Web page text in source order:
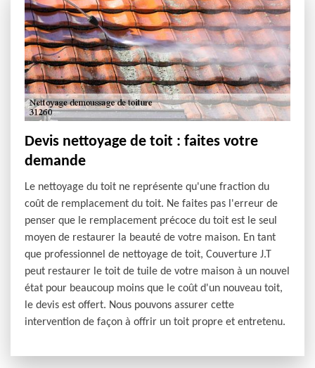
Devis nettoyage de toit : faites votre
demande
Le nettoyage du toit ne représente qu'une fraction du
coût de remplacement du toit. Ne faites pas l'erreur de
penser que le remplacement précoce du toit est le seul
moyen de restaurer la beauté de votre maison. En tant
que professionnel de nettoyage de toit, Couverture J.T
peut restaurer le toit de tuile de votre maison à un nouvel
état pour beaucoup moins que le coût d'un nouveau toit,
le devis est offert. Nous pouvons assurer cette
intervention de façon à offrir un toit propre et entretenu.